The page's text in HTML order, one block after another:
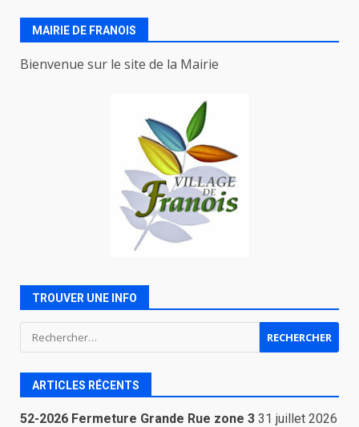
MAIRIE DE FRANOIS
Bienvenue sur le site de la Mairie
TROUVER UNE INFO
Rechercher :
ARTICLES RÉCENTS
52-2026 Fermeture Grande Rue zone 3 31 juillet 2026